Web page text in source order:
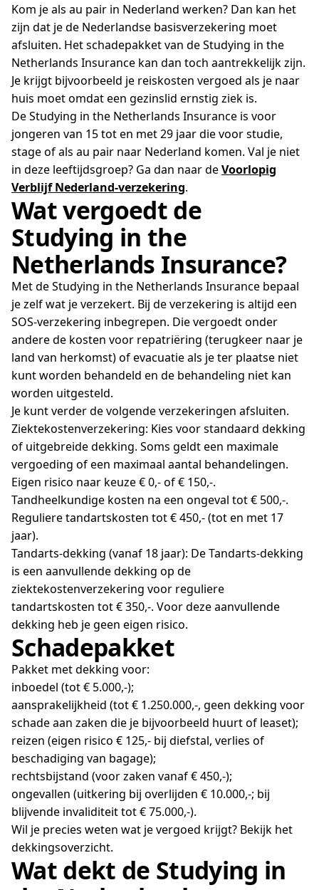
Kom je als au pair in Nederland werken? Dan kan het
zijn dat je de Nederlandse basisverzekering moet
afsluiten. Het schadepakket van de Studying in the
Netherlands Insurance kan dan toch aantrekkelijk zijn.
Je krijgt bijvoorbeeld je reiskosten vergoed als je naar
huis moet omdat een gezinslid ernstig ziek is.
De Studying in the Netherlands Insurance is voor
jongeren van 15 tot en met 29 jaar die voor studie,
stage of als au pair naar Nederland komen. Val je niet
in deze leeftijdsgroep? Ga dan naar deVoorlopig
Verblijf Nederland-verzekering.
Wat vergoedt de
Studying in the
Netherlands Insurance?
Met de Studying in the Netherlands Insurance bepaal
je zelf wat je verzekert. Bij de verzekering is altijd een
SOS-verzekering inbegrepen. Die vergoedt onder
andere de kosten voor repatriëring (terugkeer naar je
land van herkomst) of evacuatie als je ter plaatse niet
kunt worden behandeld en de behandeling niet kan
worden uitgesteld.
Je kunt verder de volgende verzekeringen afsluiten.
Ziektekostenverzekering: Kies voor standaard dekking
of uitgebreide dekking. Soms geldt een maximale
vergoeding of een maximaal aantal behandelingen.
Eigen risico naar keuze € 0,- of € 150,-.
Tandheelkundige kosten na een ongeval tot € 500,-.
Reguliere tandartskosten tot € 450,- (tot en met 17
jaar).
Tandarts-dekking (vanaf 18 jaar): De Tandarts-dekking
is een aanvullende dekking op de
ziektekostenverzekering voor reguliere
tandartskosten tot € 350,-. Voor deze aanvullende
dekking heb je geen eigen risico.
Schadepakket
Pakket met dekking voor:
inboedel (tot € 5.000,-);
aansprakelijkheid (tot € 1.250.000,-, geen dekking voor
schade aan zaken die je bijvoorbeeld huurt of leaset);
reizen (eigen risico € 125,- bij diefstal, verlies of
beschadiging van bagage);
rechtsbijstand (voor zaken vanaf € 450,-);
ongevallen (uitkering bij overlijden € 10.000,-; bij
blijvende invaliditeit tot € 75.000,-).
Wil je precies weten wat je vergoed krijgt? Bekijk het
dekkingsoverzicht.
Wat dekt de Studying in